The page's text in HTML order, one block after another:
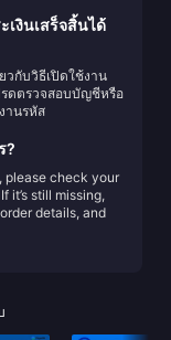
เงินเสร็จสิ้นได้
วกับวิธีเปิดใช้งาน
ดตรวจสอบบัญชีหรือ
านรหัส
?
please check your
it’s still missing,
details, and